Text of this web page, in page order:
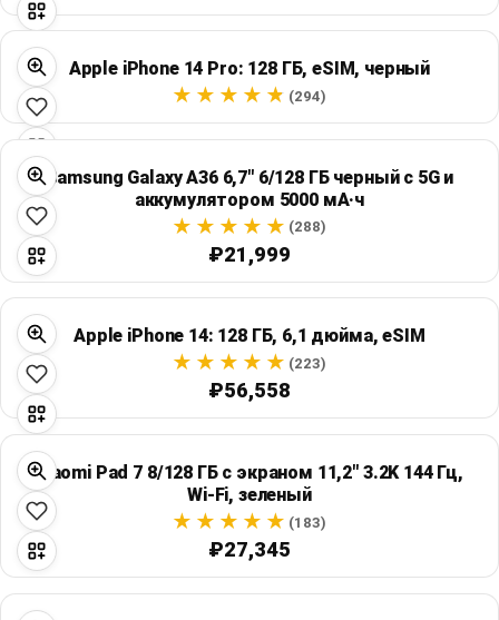
Apple iPhone 14 Pro: 128 ГБ, eSIM, черный
(294)
Samsung Galaxy A36 6,7" 6/128 ГБ черный с 5G и
аккумулятором 5000 мА·ч
(288)
₽21,999
Apple iPhone 14: 128 ГБ, 6,1 дюйма, eSIM
(223)
₽56,558
Xiaomi Pad 7 8/128 ГБ с экраном 11,2" 3.2K 144 Гц,
Wi‑Fi, зеленый
(183)
₽27,345